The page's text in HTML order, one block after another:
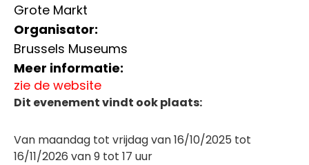
Grote Markt
Organisator:
Brussels Museums
Meer informatie:
zie de website
Dit evenement vindt ook plaats:
Van maandag tot vrijdag van 16/10/2025 tot
16/11/2026 van 9 tot 17 uur